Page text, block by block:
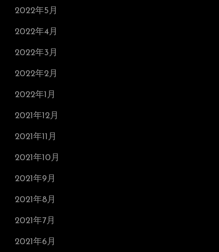
2022年5月
2022年4月
2022年3月
2022年2月
2022年1月
2021年12月
2021年11月
2021年10月
2021年9月
2021年8月
2021年7月
2021年6月